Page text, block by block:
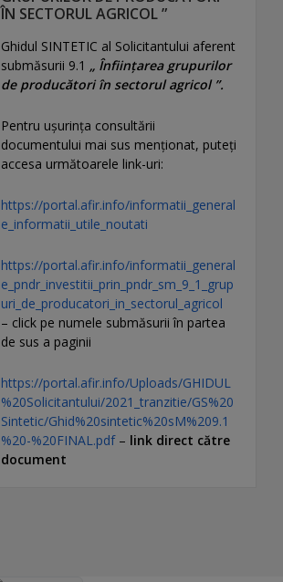
ÎN SECTORUL AGRICOL ”
Ghidul SINTETIC al Solicitantului aferent
submăsurii 9.1 „ Înființarea grupurilor
de producători în sectorul agricol ”.
Pentru uşurinţa consultării
documentului mai sus menţionat, puteţi
accesa următoarele link-uri:
https://portal.afir.info/informatii_general
e_informatii_utile_noutati
https://portal.afir.info/informatii_general
e_pndr_investitii_prin_pndr_sm_9_1_grup
uri_de_producatori_in_sectorul_agricol
– click pe numele submăsurii în partea
de sus a paginii
https://portal.afir.info/Uploads/GHIDUL
%20Solicitantului/2021_tranzitie/GS%20
Sintetic/Ghid%20sintetic%20sM%209.1
%20-%20FINAL.pdf– link direct către
document